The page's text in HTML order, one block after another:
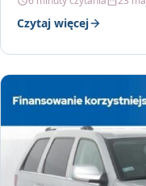
Czytaj więcej